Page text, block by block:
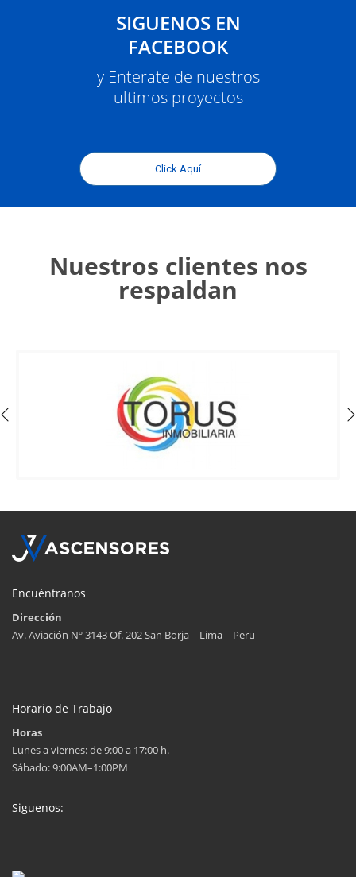
SIGUENOS EN
FACEBOOK
y Enterate de nuestros
ultimos proyectos
Click Aquí
Nuestros clientes nos
respaldan
Encuéntranos
Dirección
Av. Aviación Nº 3143 Of. 202 San Borja – Lima – Peru
Horario de Trabajo
Horas
Lunes a viernes: de 9:00 a 17:00 h.
Sábado: 9:00AM–1:00PM
Siguenos: